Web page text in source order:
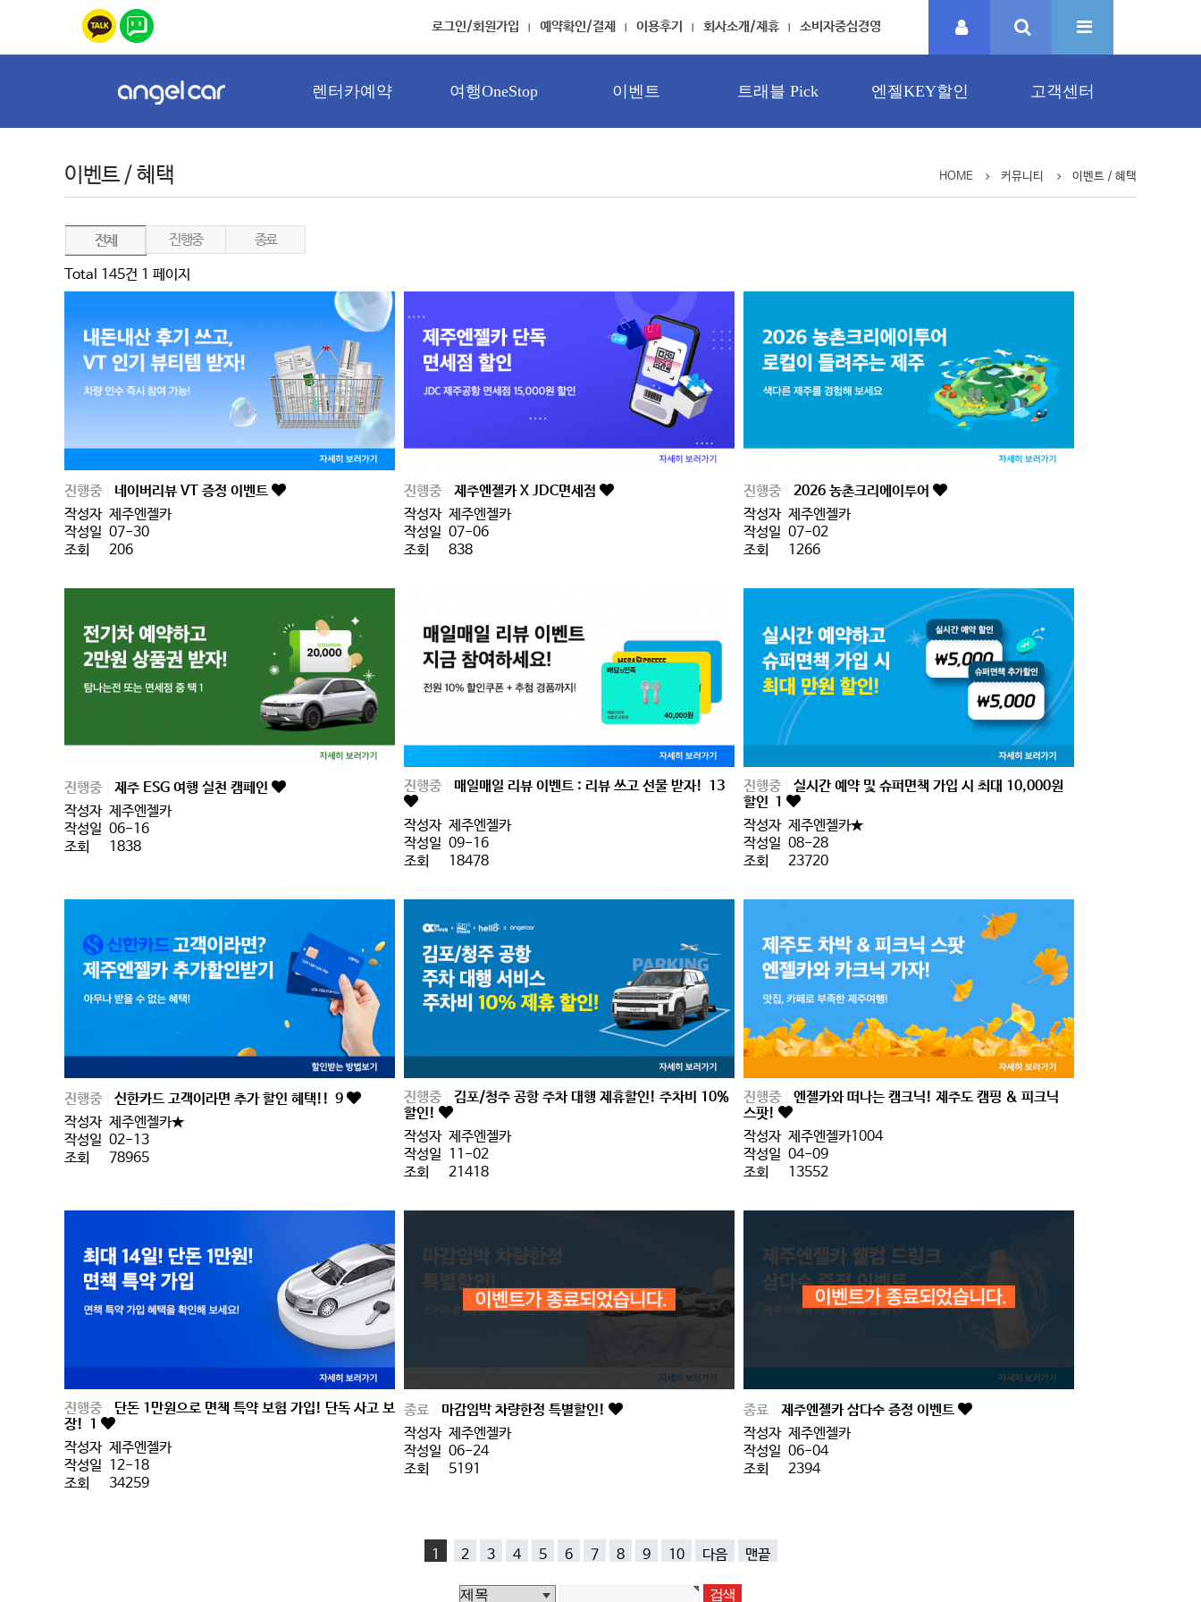
로그인/회원가입 예약확인/결제 이용후기 회사소개/제휴 소비자중심경영
렌터카예약 여행OneStop 이벤트 트래블 Pick 엔젤KEY할인 고객센터
이벤트 / 혜택 HOME 커뮤니티 이벤트 / 혜택
전체 진행중 종료
Total 145건 1 페이지
진행중
네이버리뷰 VT 증정 이벤트
작성자 제주엔젤카
작성일 07-30
조회
206
진행중
제주엔젤카 X JDC면세점
작성자 제주엔젤카
작성일 07-06
조회
838
진행중
2026 농촌크리에이투어
작성자 제주엔젤카
작성일 07-02
조회
1266
진행중
제주 ESG 여행 실천 캠페인
작성자 제주엔젤카
작성일 06-16
조회
1838
진행중 매일매일 리뷰 이벤트 : 리뷰 쓰고 선물 받자! 13
작성자 제주엔젤카
작성일 09-16
조회
18478
진행중
실시간 예약 및 슈퍼면책 가입 시 최대 10,000원
할인 1
작성자 제주엔젤카★
작성일 08-28
조회
23720
진행중 신한카드 고객이라면 추가 할인 혜택!! 9
작성자 제주엔젤카★
작성일 02-13
조회
78965
진행중
김포/청주 공항 주차 대행 제휴할인! 주차비 10%
할인!
작성자 제주엔젤카
작성일 11-02
조회
21418
진행중
엔젤카와 떠나는 캠크닉! 제주도 캠핑 & 피크닉
스팟!
작성자 제주엔젤카1004
작성일 04-09
조회
13552
진행중
단돈 1만원으로 면책 특약 보험 가입! 단독 사고 보
장! 1
작성자 제주엔젤카
작성일 12-18
조회
34259
종료
마감임박 차량한정 특별할인!
작성자 제주엔젤카
작성일 06-24
조회
5191
종료
제주엔젤카 삼다수 증정 이벤트
작성자 제주엔젤카
작성일 06-04
조회
2394
1 2 3 4 5 6 7 8 9 10 다음 맨끝